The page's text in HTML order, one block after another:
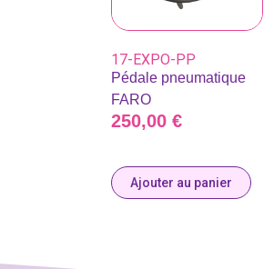
17-EXPO-PP
Pédale pneumatique
FARO
250,00 €
Ajouter au panier